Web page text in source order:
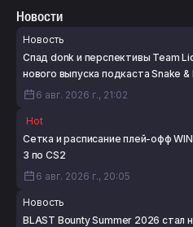
Новости
Новость
Спад donk и перспективы Team
нового выпуска подкаста Snake &
6 авг. 2026 г., 21:02
Hot
Сетка и расписание плей-офф
3 по CS2
6 авг. 2026 г., 20:05
Новость
BLAST Bounty Summer 2026 стал